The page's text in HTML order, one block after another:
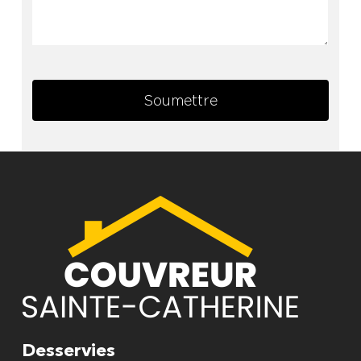
Soumettre
Alternative:
Desservies